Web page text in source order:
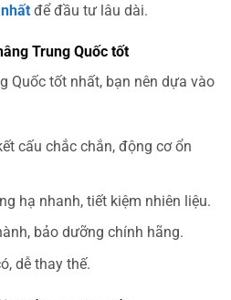
để đầu tư lâu dài.
Trung Quốc tốt
Quốc tốt nhất, bạn nên dựa vào
cấu chắc chắn, động cơ ổn
hạ nhanh, tiết kiệm nhiên liệu.
bảo dưỡng chính hãng.
dễ thay thế.